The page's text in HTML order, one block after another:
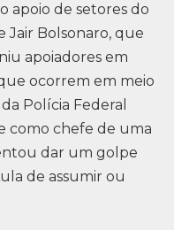
apoio de setores do
Jair Bolsonaro, que
apoiadores em
ocorrem em meio
Polícia Federal
como chefe de uma
dar um golpe
de assumir ou